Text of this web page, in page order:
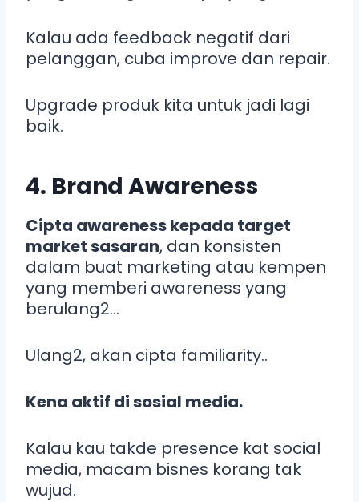
Kalau ada feedback negatif dari
pelanggan, cuba improve dan repair.
Upgrade produk kita untuk jadi lagi
baik.
4. Brand Awareness
Cipta awareness kepada target
market sasaran, dan konsisten
dalam buat marketing atau kempen
yang memberi awareness yang
berulang2…
Ulang2, akan cipta familiarity..
Kena aktif di sosial media.
Kalau kau takde presence kat social
media, macam bisnes korang tak
wujud.